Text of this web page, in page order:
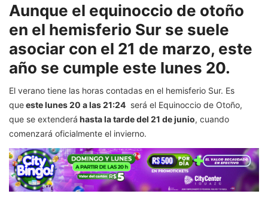
Aunque el equinoccio de otoño
en el hemisferio Sur se suele
asociar con el 21 de marzo, este
año se cumple este lunes 20.
El verano tiene las horas contadas en el hemisferio Sur. Es
queeste lunes 20 a las 21:24 será el Equinoccio de Otoño,
que se extenderá hasta la tarde del 21 de junio, cuando
comenzará oficialmente el invierno.